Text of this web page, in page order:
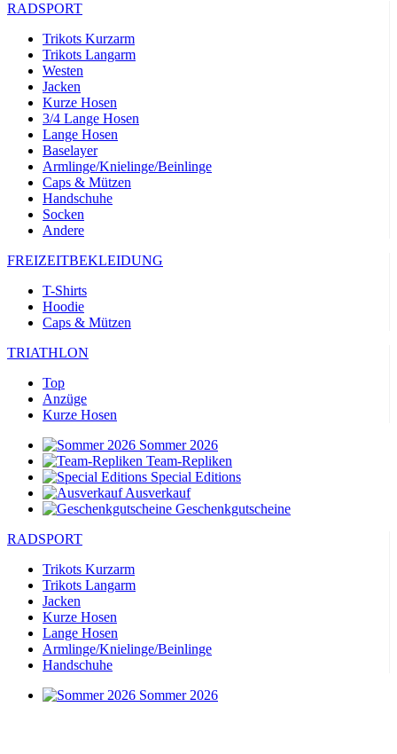
RADSPORT
Trikots Kurzarm
Trikots Langarm
Westen
Jacken
Kurze Hosen
3/4 Lange Hosen
Lange Hosen
Baselayer
Armlinge/Knielinge/Beinlinge
Caps & Mützen
Handschuhe
Socken
Andere
FREIZEITBEKLEIDUNG
T-Shirts
Hoodie
Caps & Mützen
TRIATHLON
Top
Anzüge
Kurze Hosen
Sommer 2026
Team-Repliken
Special Editions
Ausverkauf
Geschenkgutscheine
RADSPORT
Trikots Kurzarm
Trikots Langarm
Jacken
Kurze Hosen
Lange Hosen
Armlinge/Knielinge/Beinlinge
Handschuhe
Sommer 2026